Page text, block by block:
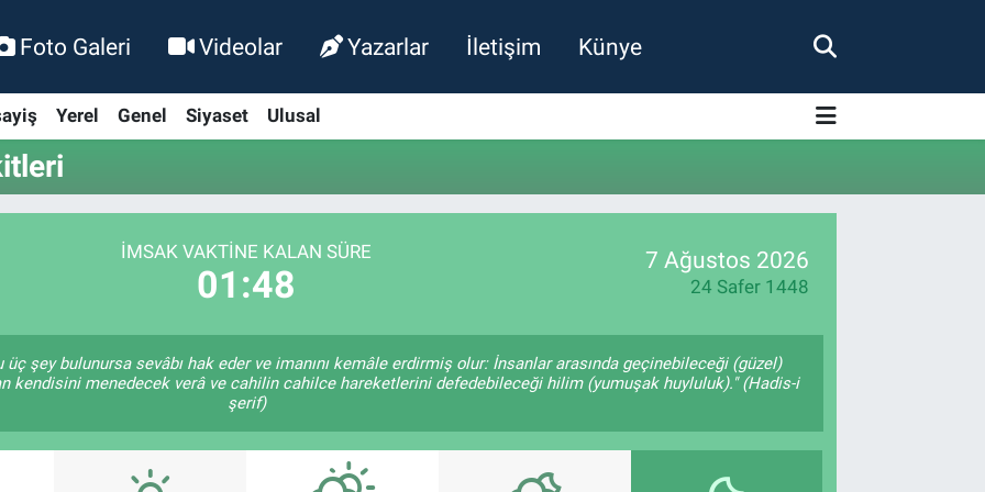
Foto Galeri Videolar Yazarlar İletişim Künye
Yerel Genel Siyaset Ulusal
İMSAK VAKTINE KALAN SÜRE
01:47
7 Ağustos 2026
24 Safer 1448
şey bulunursa sevâbı hak eder ve imanını kemâle erdirmiş olur: İnsanlar arasında geçinebileceği (güzel)
kendisini menedecek verâ ve cahilin cahilce hareketlerini defedebileceği hilim (yumuşak huyluluk)." (Hadis-i
şerif)